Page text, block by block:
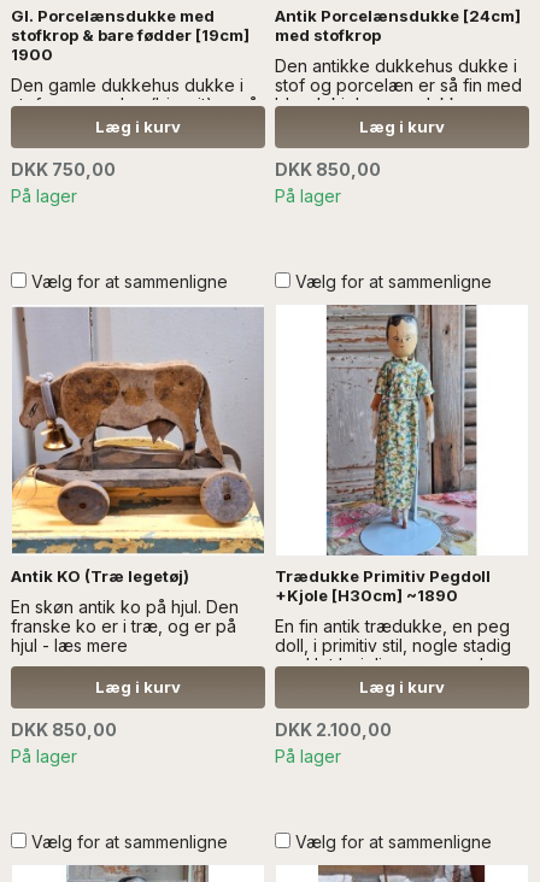
Gl. Porcelænsdukke med
stofkrop & bare fødder [19cm]
1900
Den gamle dukkehus dukke i
stof og porcelæn(biscuit) er så
fin med blondekjole,
mamelukker og kyse...Læs
mere SÆLGES UDEN ANDEN
DEKORATION
Læg i kurv
DKK 750,00
På lager
Antik Porcelænsdukke [24cm]
med stofkrop
Den antikke dukkehus dukke i
stof og porcelæn er så fin med
blondekjole, mamelukker og
kyse. SÆLGES UDEN ANDEN
DEKORATION.
Læg i kurv
DKK 850,00
På lager
Vælg for at sammenligne
Antik KO (Træ legetøj)
En skøn antik ko på hjul. Den
franske ko er i træ, og er på
hjul - læs mere
Læg i kurv
DKK 850,00
På lager
Vælg for at sammenligne
Trædukke Primitiv Pegdoll
+Kjole [H30cm] ~1890
En fin antik trædukke, en peg
doll, i primitiv stil, nogle stadig
med let bøjelige arme og ben -
læs mere SÆLGES UDEN
ANDRE GENSTANDE OG
DEKORATION
Læg i kurv
DKK 2.100,00
På lager
Vælg for at sammenligne Vælg for at sammenligne